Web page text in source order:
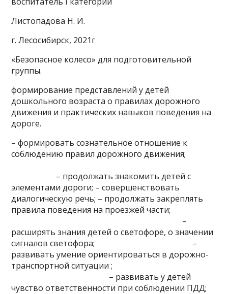
Листопадова Н. И.
г. Лесосибирск, 2021г
«Безопасное колесо» для подготовительной
группы.
формирование представлений у детей
дошкольного возраста о правилах дорожного
движения и практических навыков поведения на
дороге.
– формировать сознательное отношение к
соблюдению правил дорожного движения;
– продолжать знакомить детей с
элементами дороги; – совершенствовать
диалогическую речь; – продолжать закреплять
правила поведения на проезжей части;
–
расширять знания детей о светофоре, о значении
сигналов светофора; –
развивать умение ориентироваться в дорожно-
транспортной ситуации ;
– развивать у детей
чувство ответственности при соблюдении ПДД;